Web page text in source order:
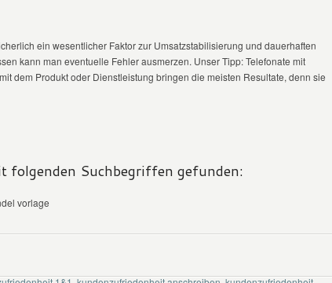
ein wesentlicher Faktor zur Umsatzstabilisierung und dauerhaften
kann man eventuelle Fehler ausmerzen. Unser Tipp: Telefonate mit
dem Produkt oder Dienstleistung bringen die meisten Resultate, denn sie
folgenden Suchbegriffen gefunden:
vorlage